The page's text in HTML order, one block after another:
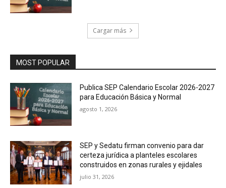
Cargar más
MOST POPULAR
Publica SEP Calendario Escolar 2026-2027
para Educación Básica y Normal
agosto 1, 2026
SEP y Sedatu firman convenio para dar
certeza jurídica a planteles escolares
construidos en zonas rurales y ejidales
julio 31, 2026